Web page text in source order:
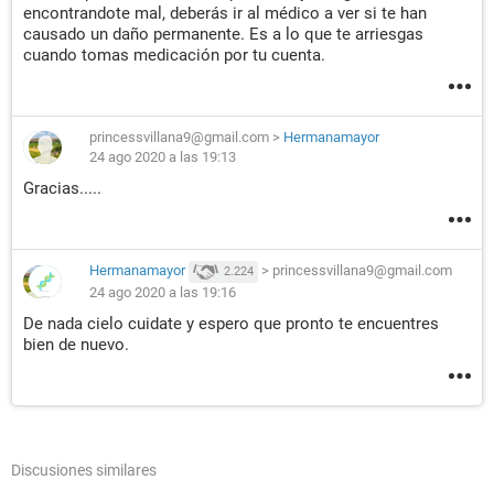
encontrandote mal, deberás ir al médico a ver si te han
causado un daño permanente. Es a lo que te arriesgas
cuando tomas medicación por tu cuenta.
princessvillana9@gmail.com > Hermanamayor
24 ago 2020 a las 19:13
Gracias.....
Hermanamayor 2.224 > princessvillana9@gmail.com
24 ago 2020 a las 19:16
De nada cielo cuidate y espero que pronto te encuentres
bien de nuevo.
Discusiones similares